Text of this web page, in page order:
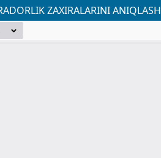
ZAXIRALARINI ANIQLASH